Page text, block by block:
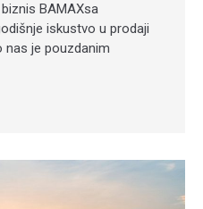
biznis BAMAXsa
iskustvo u prodaji
nas je pouzdanim